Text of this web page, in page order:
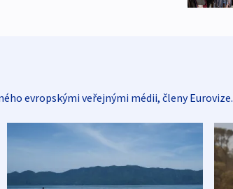
evropskými veřejnými médii, členy Eurovize.